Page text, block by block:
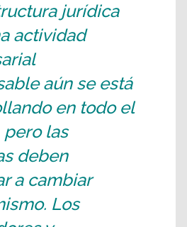
jurídica
actividad
aún se está
en todo el
pero las
deben
a cambiar
Los